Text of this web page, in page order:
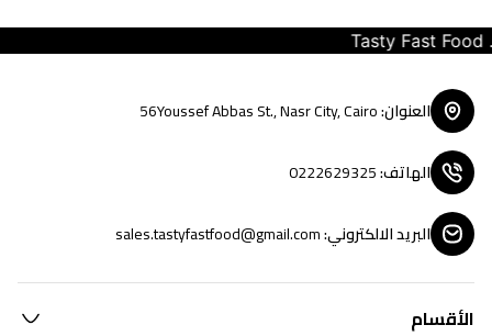
Tasty Fast Food ...
العنوان:
56Youssef Abbas St., Nasr City, Cairo
الهاتف:
0222629325
البريد الالكتروني:
sales.tastyfastfood@gmail.com
الأقسام